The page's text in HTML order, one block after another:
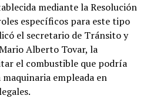
mediante la Resolución
específicos para este tipo
el secretario de Tránsito y
Alberto Tovar, la
el combustible que podría
empleada en